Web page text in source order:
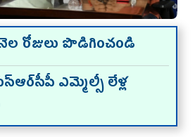
రోజులు పొడిగించండి
ఎమ్మెల్సీ లేళ్ల